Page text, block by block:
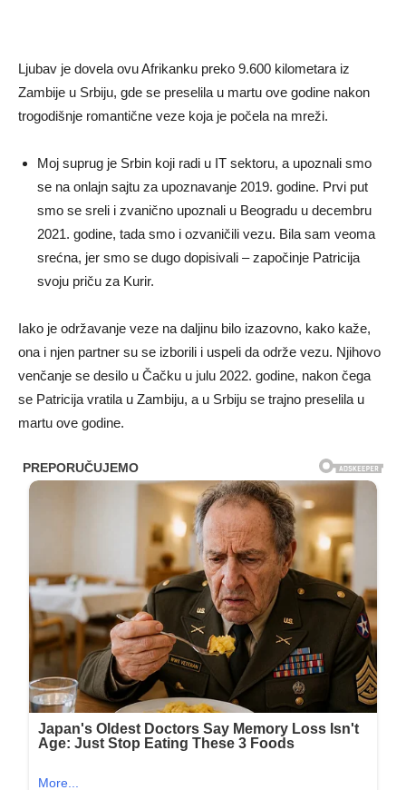
Ljubav je dovela ovu Afrikanku preko 9.600 kilometara iz
Zambije u Srbiju, gde se preselila u martu ove godine nakon
trogodišnje romantične veze koja je počela na mreži.
Moj suprug je Srbin koji radi u IT sektoru, a upoznali smo
se na onlajn sajtu za upoznavanje 2019. godine. Prvi put
smo se sreli i zvanično upoznali u Beogradu u decembru
2021. godine, tada smo i ozvaničili vezu. Bila sam veoma
srećna, jer smo se dugo dopisivali – započinje Patricija
svoju priču za Kurir.
Iako je održavanje veze na daljinu bilo izazovno, kako kaže,
ona i njen partner su se izborili i uspeli da održe vezu. Njihovo
venčanje se desilo u Čačku u julu 2022. godine, nakon čega
se Patricija vratila u Zambiju, a u Srbiju se trajno preselila u
martu ove godine.